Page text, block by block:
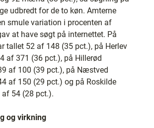
udbredt for de to køn. Amterne
smule variation i procenten af
at have søgt på internettet. På
tallet 52 af 148 (35 pct.), på Herlev
af 371 (36 pct.), på Hillerød
af 100 (39 pct.), på Næstved
af 150 (29 pct.) og på Roskilde
54 (28 pct.).
og virkning